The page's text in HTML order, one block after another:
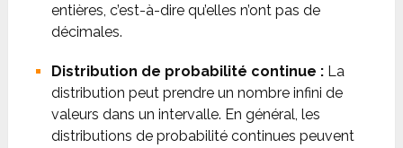
entières, c’est-à-dire qu’elles n’ont pas de
décimales.
Distribution de probabilité continue :La
distribution peut prendre un nombre infini de
valeurs dans un intervalle. En général, les
distributions de probabilité continues peuvent